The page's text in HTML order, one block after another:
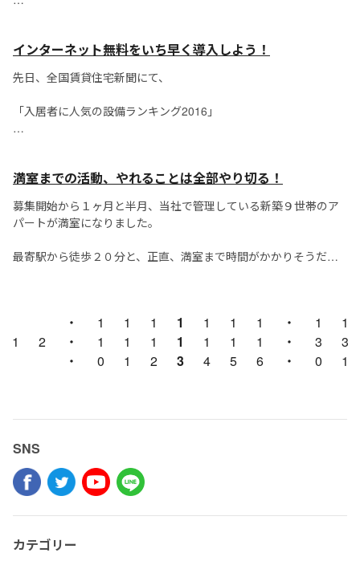
花粉症の方には辛い状況でしたが、当社スタッフは
インターネット無料をいち早く導入しよう！
先日、全国賃貸住宅新聞にて、
「入居者に人気の設備ランキング2016」
【単身者向け物件】
1位 インターネット無料（1位）
2位 エントランスのオートロック（2位）
4位 ウォークイン...
満室までの活動、やれることは全部やり切る！
募集開始から１ヶ月と半月、当社で管理している新築９世帯のア
パートが満室になりました。
最寄駅から徒歩２０分と、正直、満室まで時間がかかりそうだな
・ 物件情報拡散の徹底
1 2
・
・
・
1
1
0
1
1
1
1
1
2
1
1
3
1
1
4
1
1
5
1
1
6
・
・
・
1
3
0
1
3
1
SNS
カテゴリー